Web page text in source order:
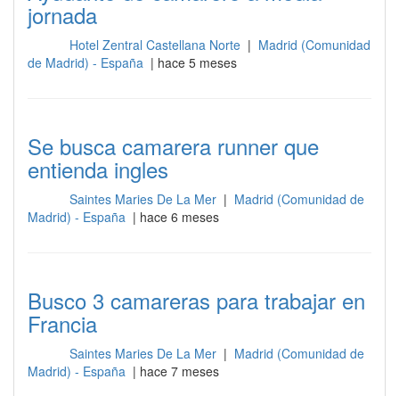
jornada
Hotel Zentral Castellana Norte | Madrid (Comunidad
de Madrid) - España | hace 5 meses
Se busca camarera runner que
entienda ingles
Saintes Maries De La Mer | Madrid (Comunidad de
Madrid) - España | hace 6 meses
Busco 3 camareras para trabajar en
Francia
Saintes Maries De La Mer | Madrid (Comunidad de
Madrid) - España | hace 7 meses